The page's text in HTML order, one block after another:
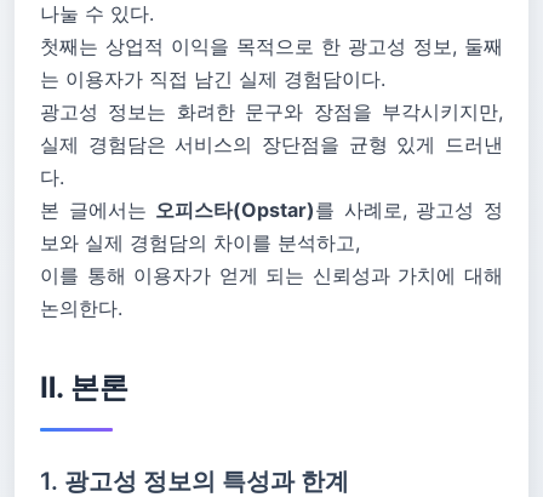
나눌 수 있다.
첫째는 상업적 이익을 목적으로 한 광고성 정보, 둘째
는 이용자가 직접 남긴 실제 경험담이다.
광고성 정보는 화려한 문구와 장점을 부각시키지만,
실제 경험담은 서비스의 장단점을 균형 있게 드러낸
다.
본 글에서는 오피스타(Opstar)를 사례로, 광고성 정
보와 실제 경험담의 차이를 분석하고,
이를 통해 이용자가 얻게 되는 신뢰성과 가치에 대해
논의한다.
Ⅱ. 본론
1. 광고성 정보의 특성과 한계